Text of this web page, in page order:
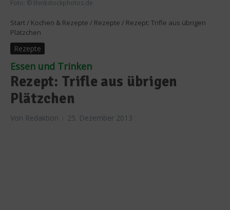
Foto: © thinkstockphotos.de
Start / Kochen & Rezepte / Rezepte / Rezept: Trifle aus übrigen
Plätzchen
Rezepte
Essen und Trinken
Rezept: Trifle aus übrigen
Plätzchen
Von Redaktion 25. Dezember 2013